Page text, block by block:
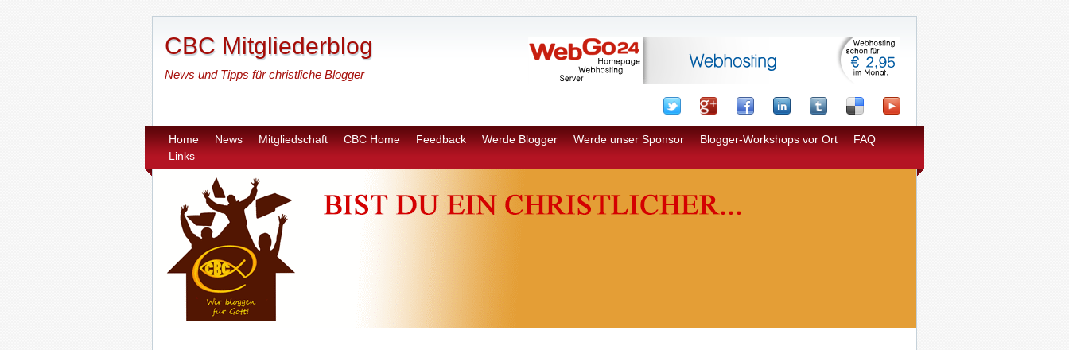
CBC Mitgliederblog
News und Tipps für christliche Blogger
Home News Mitgliedschaft CBC Home Feedback Werde Blogger Werde unser Sponsor Blogger-Workshops vor Ort
FAQ
Links